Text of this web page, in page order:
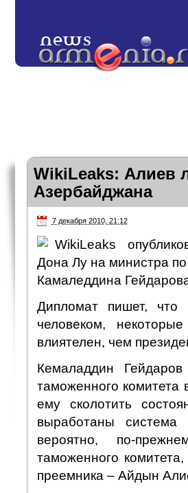
WikiLeaks: Алиев
Азербайджана
7 декабря 2010, 21:12
WikiLeaks
Дона Лу на министра
Камаледдина
Дипломат пишет, что
человеком,
влиятелен, чем
Кемаладдин
таможенного комитета
ему сколотить
выработаны система
вероятно, по-
таможенного
преемника – Айдын